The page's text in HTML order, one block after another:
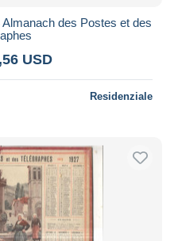
des Postes et des
USD
Residenziale